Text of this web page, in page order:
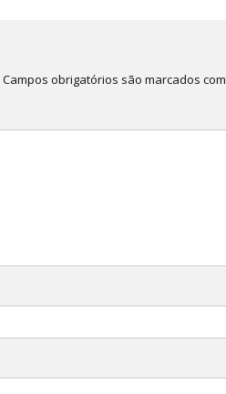
Campos obrigatórios são marcados com